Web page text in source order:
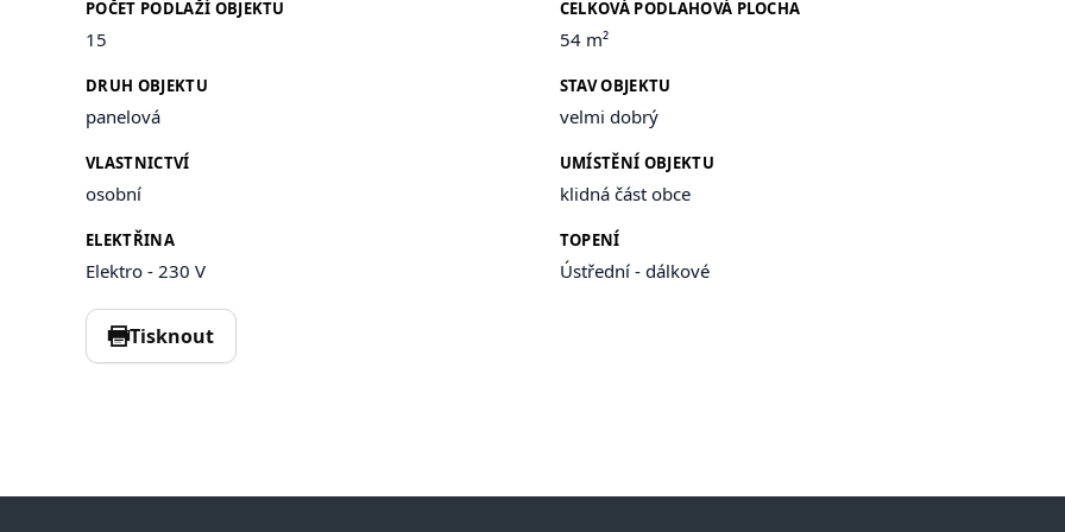
POČET PODLAŽÍ OBJEKTU
15
CELKOVÁ PODLAHOVÁ PLOCHA
54 m²
DRUH OBJEKTU
panelová
STAV OBJEKTU
velmi dobrý
VLASTNICTVÍ
osobní
UMÍSTĚNÍ OBJEKTU
klidná část obce
ELEKTŘINA
Elektro - 230 V
TOPENÍ
Ústřední - dálkové
Tisknout